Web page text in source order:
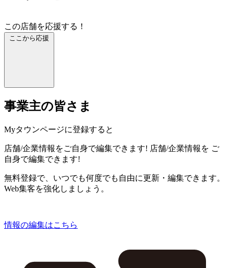
この店舗を応援する！
ここから応援
事業主の皆さま
Myタウンページに登録すると
店舗/企業情報をご自身で編集できます! 店舗/企業情報を ご
自身で編集できます!
無料登録で、いつでも何度でも自由に更新・編集できます。
Web集客を強化しましょう。
情報の編集はこちら